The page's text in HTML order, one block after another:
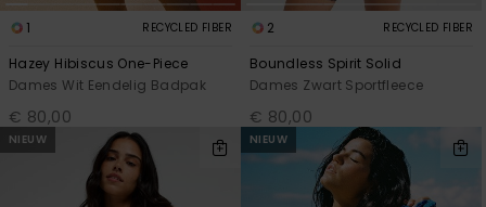
1 RECYCLED FIBER
Hazey Hibiscus One-Piece
Dames Wit Eendelig Badpak
€ 80,00
2 RECYCLED FIBER
Boundless Spirit Solid
Dames Zwart Sportfleece
€ 80,00
NIEUW NIEUW